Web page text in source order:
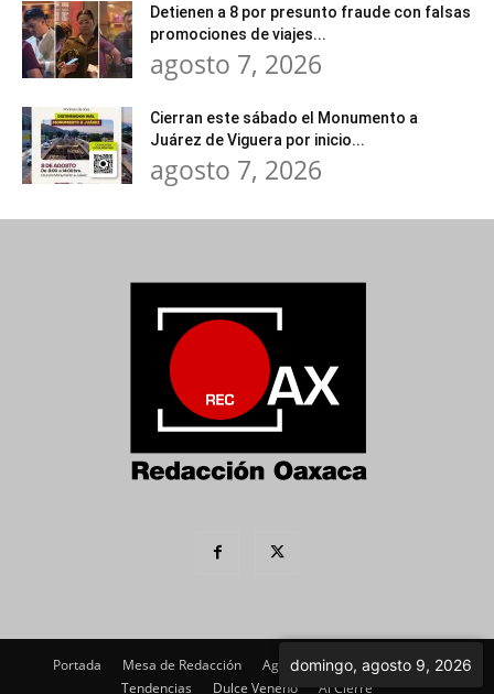
Detienen a 8 por presunto fraude con falsas
promociones de viajes...
agosto 7, 2026
Cierran este sábado el Monumento a
Juárez de Viguera por inicio...
agosto 7, 2026
Portada Mesa de Redacción Agenda Política
Imagen
Tendencias
Dulce Veneno Al Cierre
domingo, agosto 9, 2026